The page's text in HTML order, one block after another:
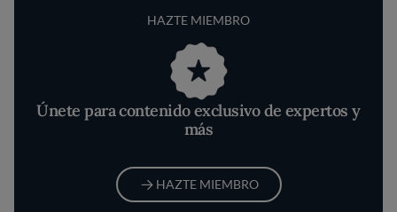
HAZTE MIEMBRO
Únete para contenido exclusivo de expertos y
más
HAZTE MIEMBRO